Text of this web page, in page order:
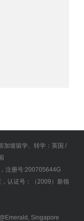
加坡留学、转学：英国 /
注册号:200705644G
认证号：（2009）新领
Singapore